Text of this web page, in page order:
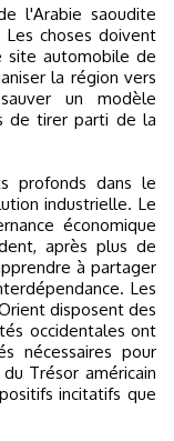
l'Arabie saoudite
choses doivent
site automobile de
la région vers
un modèle
de tirer parti de la
profonds dans le
industrielle. Le
économique
après plus de
à partager
Les
disposent des
occidentales ont
nécessaires pour
Trésor américain
incitatifs que